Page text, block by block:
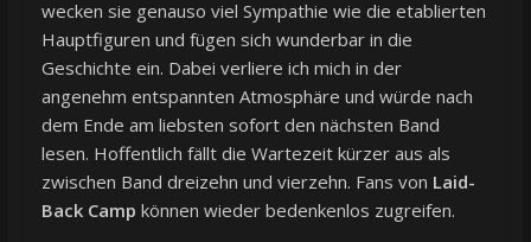
wecken sie genauso viel Sympathie wie die etablierten
Hauptfiguren und fügen sich wunderbar in die
Geschichte ein. Dabei verliere ich mich in der
angenehm entspannten Atmosphäre und würde nach
dem Ende am liebsten sofort den nächsten Band
lesen. Hoffentlich fällt die Wartezeit kürzer aus als
zwischen Band dreizehn und vierzehn. Fans von Laid-
Back Camp können wieder bedenkenlos zugreifen.